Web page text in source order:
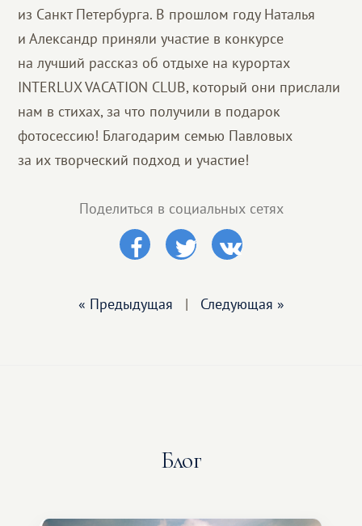
из Санкт Петербурга. В прошлом году Наталья
и Александр приняли участие в конкурсе
на лучший рассказ об отдыхе на курортах
INTERLUX VACATION CLUB, который они прислали
нам в стихах, за что получили в подарок
фотосессию! Благодарим семью Павловых
за их творческий подход и участие!
Поделиться в социальных сетях
« Предыдущая | Следующая »
Блог